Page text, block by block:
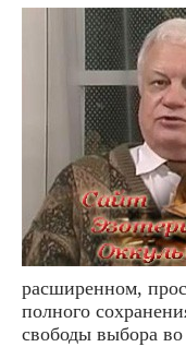
расширенном,
полного
свободы выбора